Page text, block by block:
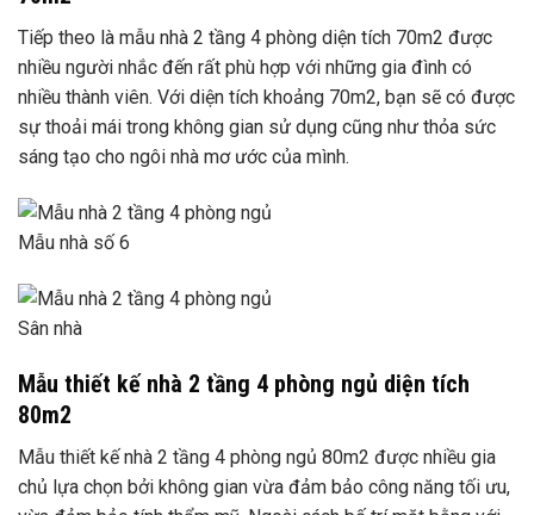
Tiếp theo là mẫu nhà 2 tầng 4 phòng diện tích 70m2 được
nhiều người nhắc đến rất phù hợp với những gia đình có
nhiều thành viên. Với diện tích khoảng 70m2, bạn sẽ có được
sự thoải mái trong không gian sử dụng cũng như thỏa sức
sáng tạo cho ngôi nhà mơ ước của mình.
Mẫu nhà số 6
Sân nhà
Mẫu thiết kế nhà 2 tầng 4 phòng ngủ diện tích
80m2
Mẫu thiết kế nhà 2 tầng 4 phòng ngủ 80m2 được nhiều gia
chủ lựa chọn bởi không gian vừa đảm bảo công năng tối ưu,